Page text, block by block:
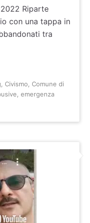
Riparte
con una tappa in
tra
,Civismo ,Comune di
,emergenza